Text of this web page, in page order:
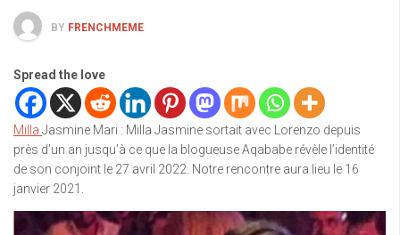
BY FRENCHMEME
Spread the love
Milla Jasmine Mari : Milla Jasmine sortait avec Lorenzo depuis
près d’un an jusqu’à ce que la blogueuse Aqababe révèle l’identité
de son conjoint le 27 avril 2022. Notre rencontre aura lieu le 16
janvier 2021.